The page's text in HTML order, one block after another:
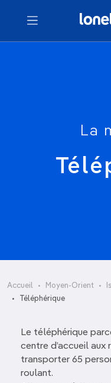
Menu
La
Accueil Moyen-Orient
Téléphérique
Le téléphérique
centre d’accueil aux
transporter 65
roulant.